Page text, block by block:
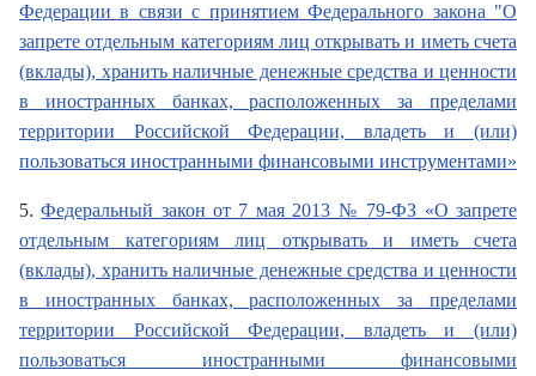
Федерации в связи с принятием Федерального закона "О
запрете отдельным категориям лиц открывать и иметь счета
(вклады), хранить наличные денежные средства и ценности
в иностранных банках, расположенных за пределами
территории Российской Федерации, владеть и (или)
пользоваться иностранными финансовыми инструментами»
5.Федеральный закон от 7 мая 2013 № 79-ФЗ «О запрете
отдельным категориям лиц открывать и иметь счета
(вклады), хранить наличные денежные средства и ценности
в иностранных банках, расположенных за пределами
территории Российской Федерации, владеть и (или)
пользоваться иностранными финансовыми